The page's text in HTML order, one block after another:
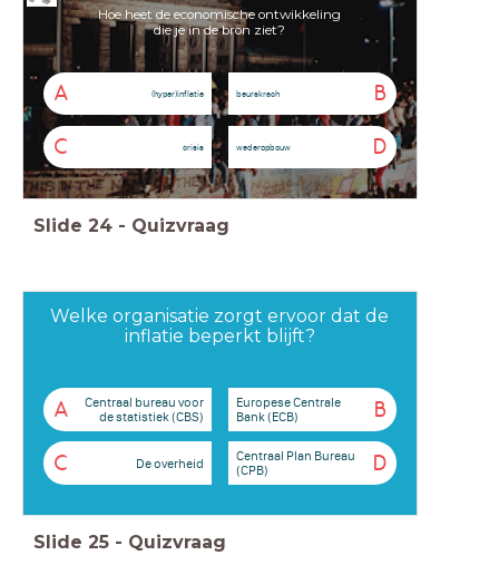
Hoe heet de economische ontwikkeling
die je in de bron ziet?
A (hyper)inflatie B
beurskrach
C crisis D
wederopbouw
Slide 24 - Quizvraag
Welke organisatie zorgt ervoor dat de
inflatie beperkt blijft?
A
Centraal bureau voor
de statistiek (CBS)
B
Europese Centrale
Bank (ECB)
C De overheid D
Centraal Plan Bureau
(CPB)
Slide 25 - Quizvraag